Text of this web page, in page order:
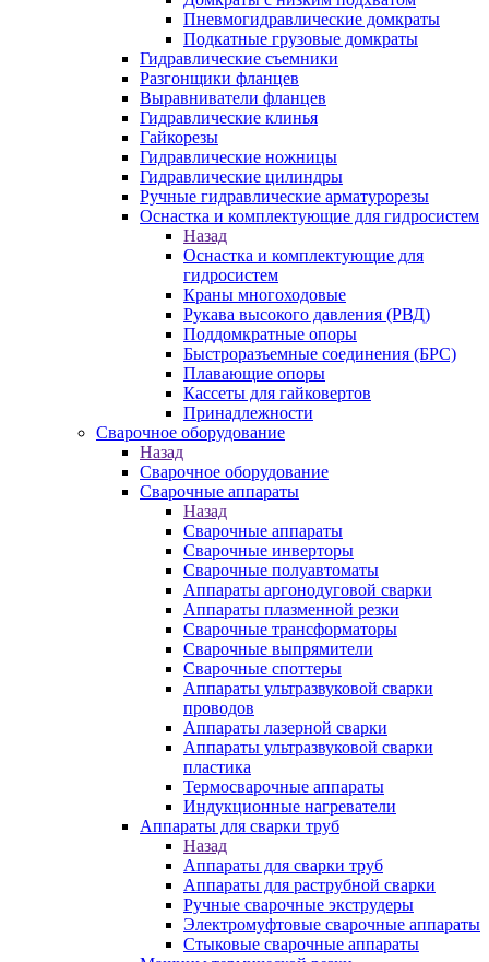
Пневмогидравлические домкраты
Подкатные грузовые домкраты
Гидравлические съемники
Разгонщики фланцев
Выравниватели фланцев
Гидравлические клинья
Гайкорезы
Гидравлические ножницы
Гидравлические цилиндры
Ручные гидравлические арматурорезы
Оснастка и комплектующие для гидросистем
Назад
Оснастка и комплектующие для
гидросистем
Краны многоходовые
Рукава высокого давления (РВД)
Поддомкратные опоры
Быстроразъемные соединения (БРС)
Плавающие опоры
Кассеты для гайковертов
Принадлежности
Сварочное оборудование
Назад
Сварочное оборудование
Сварочные аппараты
Назад
Сварочные аппараты
Сварочные инверторы
Сварочные полуавтоматы
Аппараты аргонодуговой сварки
Аппараты плазменной резки
Сварочные трансформаторы
Сварочные выпрямители
Сварочные споттеры
Аппараты ультразвуковой сварки
проводов
Аппараты лазерной сварки
Аппараты ультразвуковой сварки
пластика
Термосварочные аппараты
Индукционные нагреватели
Аппараты для сварки труб
Назад
Аппараты для сварки труб
Аппараты для раструбной сварки
Ручные сварочные экструдеры
Электромуфтовые сварочные аппараты
Стыковые сварочные аппараты